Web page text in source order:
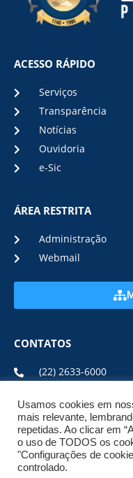
ACESSO RÁPIDO
Serviços
Transparência
Notícias
Ouvidoria
e-Sic
ÁREA RESTRITA
Administração
Webmail
CONTATOS
(22) 2633-6000
ENDEREÇO E HORÁRIO
ESTRADA DA
DE SEGUNDA A
Usamos cookies em
mais relevante,
repetidas. Ao clicar em
o uso de TODOS os
"Configurações de
controlado.